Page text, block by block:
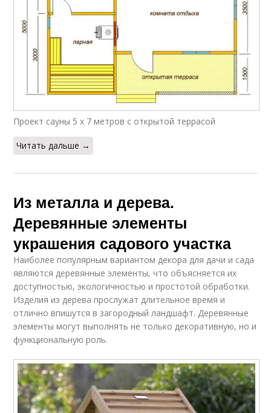
Проект сауны 5 х 7 метров с открытой террасой
Читать дальше →
Из металла и дерева.
Деревянные элементы
украшения садового участка
Наиболее популярным вариантом декора для дачи и сада
являются деревянные элементы, что объясняется их
доступностью, экологичностью и простотой обработки.
Изделия из дерева прослужат длительное время и
отлично впишутся в загородный ландшафт. Деревянные
элементы могут выполнять не только декоративную, но и
функциональную роль.